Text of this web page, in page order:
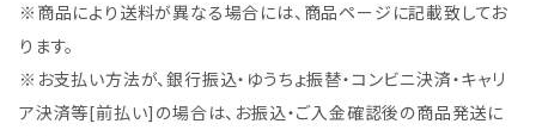
※商品により送料が異なる場合には、商品ページに記載致してお
ります。
※お支払い方法が、銀行振込・ゆうちょ振替・コンビニ決済・キャリ
ア決済等[前払い]の場合は、お振込・ご入金確認後の商品発送に